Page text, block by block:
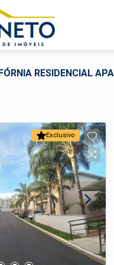
RESIDENCIAL
Exclusivo